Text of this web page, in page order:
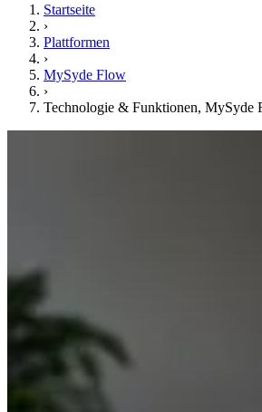
Startseite
›
Plattformen
›
MySyde Flow
›
Technologie & Funktionen, MySyde